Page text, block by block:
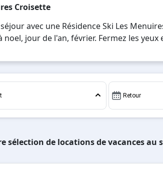
Croisette
avec une Résidence Ski Les
jour de l'an, février. Fermez les
où vous pourrez mêler les
montagnards. Pour un week-end ou
pour créer des souvenirs uniques de
Retour
sélection de locations de vacances au